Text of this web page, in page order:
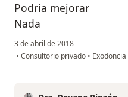
Podría mejorar
Nada
3 de abril de 2018
• Consultorio privado •